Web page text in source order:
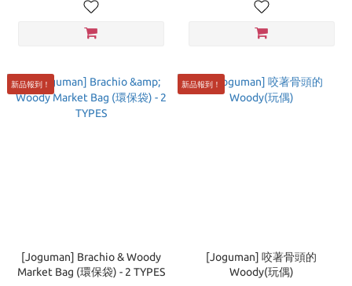
新品報到！
[Joguman] Brachio & Woody
Market Bag (環保袋) - 2 TYPES
新品報到！
[Joguman] 咬著骨頭的
Woody(玩偶)